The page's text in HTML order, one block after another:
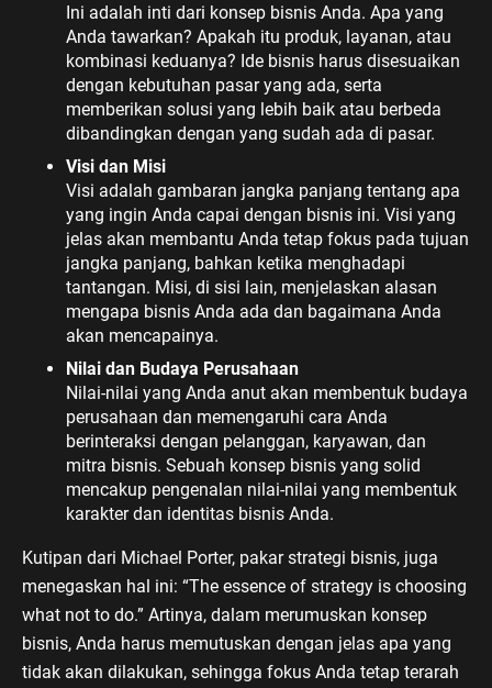
Ini adalah inti dari konsep bisnis Anda. Apa yang
Anda tawarkan? Apakah itu produk, layanan, atau
kombinasi keduanya? Ide bisnis harus disesuaikan
dengan kebutuhan pasar yang ada, serta
memberikan solusi yang lebih baik atau berbeda
dibandingkan dengan yang sudah ada di pasar.
Visi dan Misi
Visi adalah gambaran jangka panjang tentang apa
yang ingin Anda capai dengan bisnis ini. Visi yang
jelas akan membantu Anda tetap fokus pada tujuan
jangka panjang, bahkan ketika menghadapi
tantangan. Misi, di sisi lain, menjelaskan alasan
mengapa bisnis Anda ada dan bagaimana Anda
akan mencapainya.
Nilai dan Budaya Perusahaan
Nilai-nilai yang Anda anut akan membentuk budaya
perusahaan dan memengaruhi cara Anda
berinteraksi dengan pelanggan, karyawan, dan
mitra bisnis. Sebuah konsep bisnis yang solid
mencakup pengenalan nilai-nilai yang membentuk
karakter dan identitas bisnis Anda.
Kutipan dari Michael Porter, pakar strategi bisnis, juga
menegaskan hal ini: “The essence of strategy is choosing
what not to do.” Artinya, dalam merumuskan konsep
bisnis, Anda harus memutuskan dengan jelas apa yang
tidak akan dilakukan, sehingga fokus Anda tetap terarah